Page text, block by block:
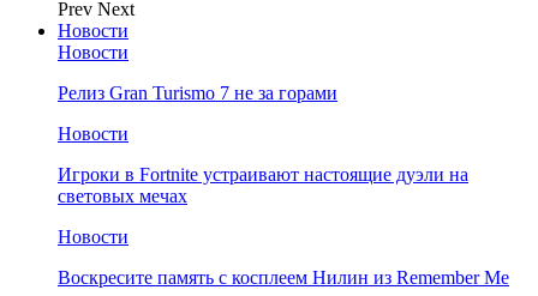
Prev Next
Новости
Новости
Релиз Gran Turismo 7 не за горами
Новости
Игроки в Fortnite устраивают настоящие дуэли на
световых мечах
Новости
Воскресите память с косплеем Нилин из Remember Me